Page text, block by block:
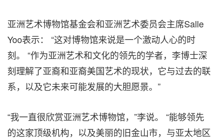
亚洲艺术博物馆基金会和亚洲艺术委员会主席Salle
Yoo表示： “这对博物馆来说是一个激动人心的时
刻。 “作为亚洲艺术和文化的领先的学者，李博士深
刻理解了亚裔和亚裔美国艺术的现状，它与过去的联
系，以及它未来可能发展的大胆愿景。”
“我一直很欣赏亚洲艺术博物馆，”李说。 “能够领先
的这家顶级机构，以及美丽的旧金山市，与亚太地区